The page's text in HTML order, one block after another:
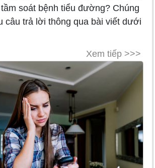
soát bệnh tiểu đường? Chúng
câu trả lời thông qua bài viết dưới
Xem tiếp >>>